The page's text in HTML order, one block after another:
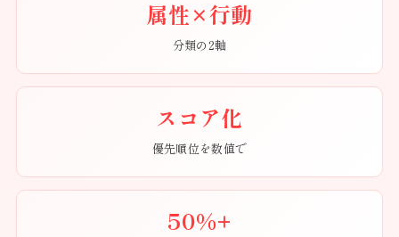
属性×行動
分類の2軸
スコア化
優先順位を数値で
50%+